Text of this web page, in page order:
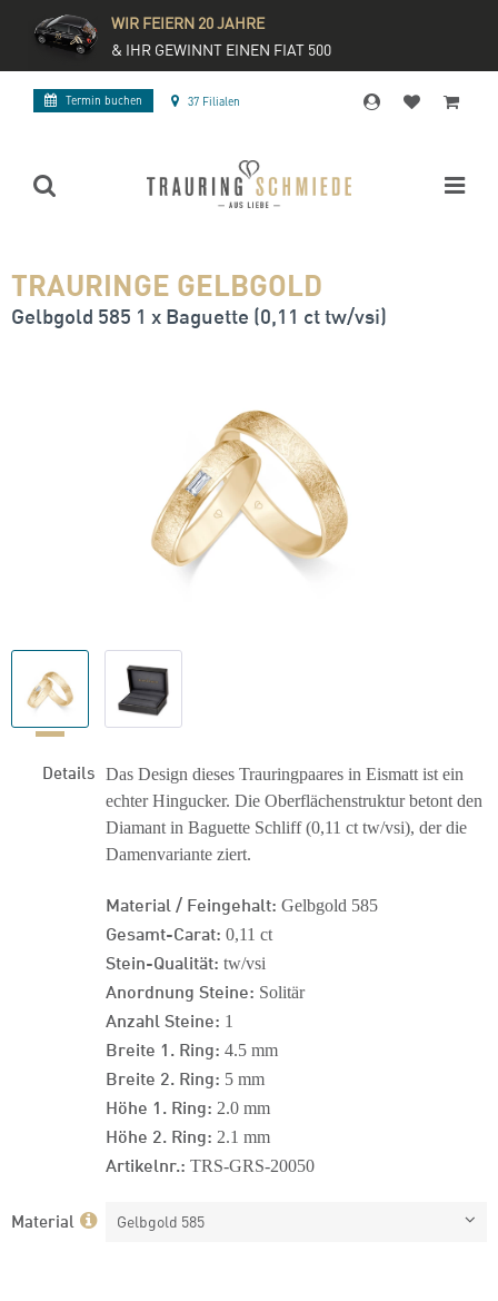
WIR FEIERN 20 JAHRE
& IHR GEWINNT EINEN FIAT 500
Termin buchen 37 Filialen
TRAURINGE GELBGOLD
Gelbgold 585 1 x Baguette (0,11 ct tw/vsi)
Details Das Design dieses Trauringpaares in Eismatt ist ein
echter Hingucker. Die Oberflächenstruktur betont den
Diamant in Baguette Schliff (0,11 ct tw/vsi), der die
Damenvariante ziert.
Material / Feingehalt: Gelbgold 585
Gesamt-Carat: 0,11 ct
Stein-Qualität: tw/vsi
Anordnung Steine: Solitär
Anzahl Steine: 1
Breite 1. Ring: 4.5 mm
Breite 2. Ring: 5 mm
Höhe 1. Ring: 2.0 mm
Höhe 2. Ring: 2.1 mm
Artikelnr.: TRS-GRS-20050
Material Gelbgold 585